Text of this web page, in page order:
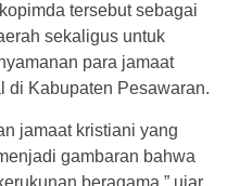
tersebut sebagai
sekaligus untuk
para jamaat
di Kabupaten Pesawaran.
jamaat kristiani yang
gambaran bahwa